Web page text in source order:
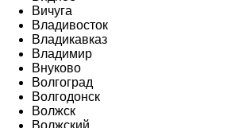
Вичуга
Владивосток
Владикавказ
Владимир
Внуково
Волгоград
Волгодонск
Волжск
Волжский